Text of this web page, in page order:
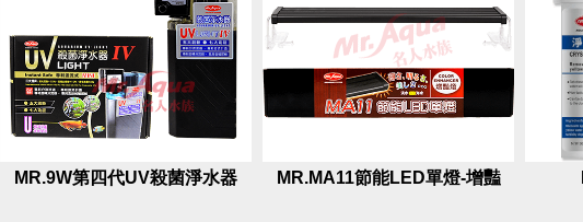
MR.9W第四代UV殺菌淨水器
MR.MA11節能LED單燈-增豔